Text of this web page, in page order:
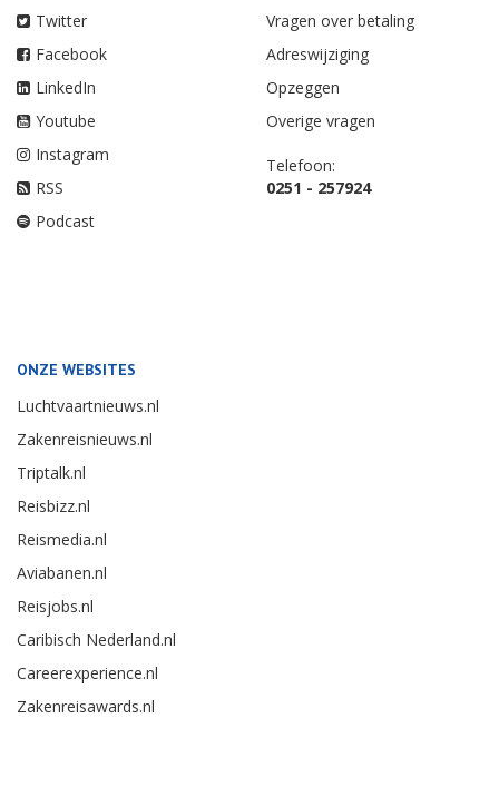
Twitter
Facebook
LinkedIn
Youtube
Instagram
RSS
Podcast
Vragen over betaling
Adreswijziging
Opzeggen
Overige vragen
Telefoon:
0251 - 257924
ONZE WEBSITES
Luchtvaartnieuws.nl
Zakenreisnieuws.nl
Triptalk.nl
Reisbizz.nl
Reismedia.nl
Aviabanen.nl
Reisjobs.nl
Caribisch Nederland.nl
Careerexperience.nl
Zakenreisawards.nl